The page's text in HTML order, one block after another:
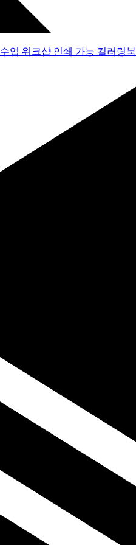
수업 워크샵 인쇄 가능 컬러링북